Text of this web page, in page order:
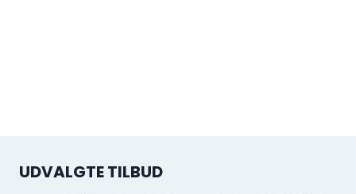
UDVALGTE TILBUD